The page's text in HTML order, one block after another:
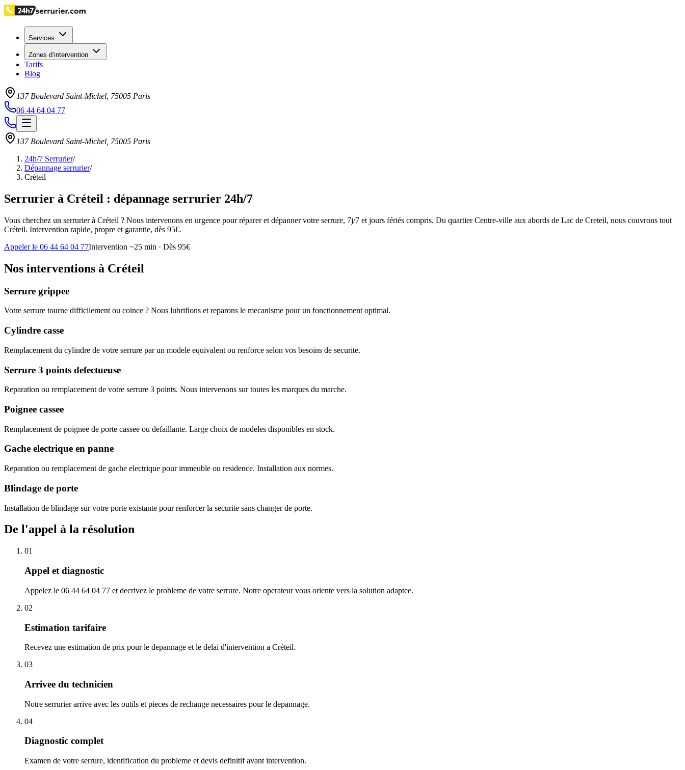
Services
Zones d’intervention
Tarifs
Blog
137 Boulevard Saint-Michel 75005 Paris
06 44 64 04 77
137 Boulevard Saint-Michel 75005 Paris
24h/7 Serrurier/
Dépannage serrurier/
Créteil
Serrurier à Créteil : dépannage serrurier 24h/7
Vous cherchez un serrurier à Créteil ? Nous intervenons en urgence pour réparer et dépanner votre serrure, 7j/7 et jours fériés compris. Du quartier Centre-ville aux abords de Lac de Creteil, nous couvrons tout
Créteil. Intervention rapide, propre et garantie, dès 95€.
Appeler le 06 44 64 04 77Intervention ~25 min · Dès 95€
Nos interventions à Créteil
Serrure grippee
Votre serrure tourne difficilement ou coince ? Nous lubrifions et reparons le mecanisme pour un fonctionnement optimal.
Cylindre casse
Remplacement du cylindre de votre serrure par un modele equivalent ou renforce selon vos besoins de securite.
Serrure 3 points defectueuse
Reparation ou remplacement de votre serrure 3 points. Nous intervenons sur toutes les marques du marche.
Poignee cassee
Remplacement de poignee de porte cassee ou defaillante. Large choix de modeles disponibles en stock.
Gache electrique en panne
Reparation ou remplacement de gache electrique pour immeuble ou residence. Installation aux normes.
Blindage de porte
Installation de blindage sur votre porte existante pour renforcer la securite sans changer de porte.
De l'appel à la résolution
01
Appel et diagnostic
Appelez le 06 44 64 04 77 et decrivez le probleme de votre serrure. Notre operateur vous oriente vers la solution adaptee.
02
Estimation tarifaire
Recevez une estimation de prix pour le depannage et le delai d'intervention a Créteil.
03
Arrivee du technicien
Notre serrurier arrive avec les outils et pieces de rechange necessaires pour le depannage.
04
Diagnostic complet
Examen de votre serrure, identification du probleme et devis definitif avant intervention.